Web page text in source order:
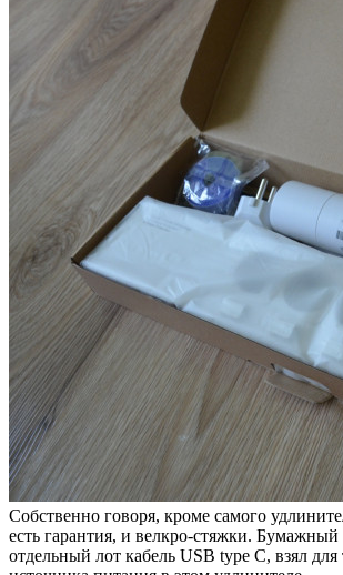
Собственно говоря, кроме самого
есть гарантия, и велкро-стяжки.
отдельный лот кабель USB type C, взял